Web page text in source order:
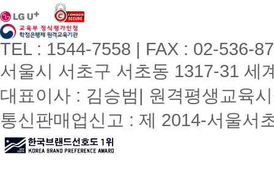
TEL : 1544-7558 | FAX : 02-536-
서울시 서초구 서초동 1317-31 세
대표이사 : 김승범| 원격평생교육
통신판매업신고 : 제 2014-서울서